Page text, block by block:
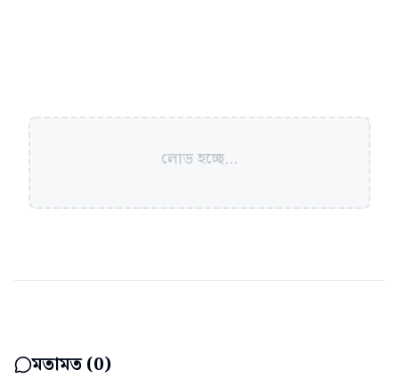
লোড হচ্ছে...
মতামত (0)